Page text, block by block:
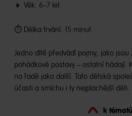
👧 Věk: 6–7 let
⏱️ Délka trvání: 15 minut
Jedno dítě předvádí pojmy, jako jsou
pohádkové postavy – ostatní hádají.
na řadě jako další. Tato dětská
účasti a smíchu i ty nejplachější děti.
k